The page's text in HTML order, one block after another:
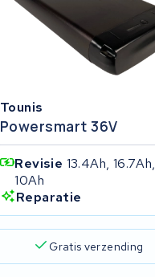
Tounis
Powersmart 36V
Revisie 13.4Ah, 16.7Ah,
10Ah
Reparatie
Gratis verzending